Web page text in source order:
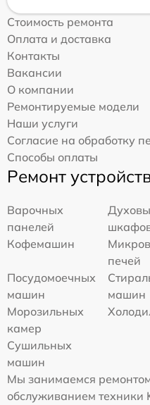
Стоимость ремонта
Оплата и доставка
Контакты
Вакансии
О компании
Ремонтируемые модели
Наши услуги
Согласие на обработку
Способы оплаты
Ремонт
Варочных
панелей
Кофемашин
печей
Посудомоечных
машин
машин
Морозильных
камер
Сушильных
машин
Мы занимаемся
обслуживанием техники